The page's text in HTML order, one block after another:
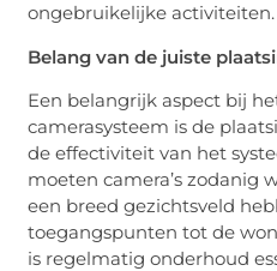
ongebruikelijke activiteiten.
Belang van de juiste
Een belangrijk aspect bij
camerasysteem is de
de effectiviteit van het
moeten camera’s zodanig
een breed gezichtsveld
toegangspunten tot de
is regelmatig onderhoud